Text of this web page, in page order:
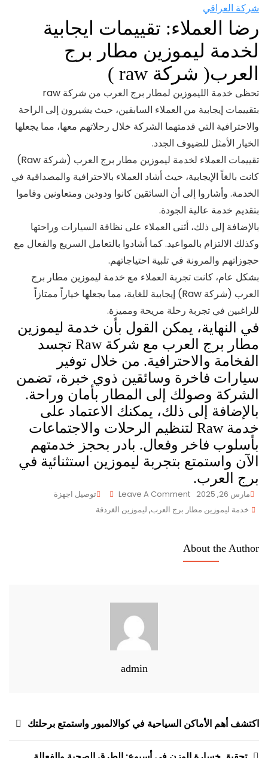
شركة العراقي
رضا العملاء: تقييمات ايجابية
لخدمة ليموزين مطار برج
العرب( شركة raw )
تحظى خدمة الليموزين لمطار برج العرب من شركة raw
بتقييمات إيجابية من العملاء السابقين، حيث يشيرون إلى الراحة
والاحترافية التي قدمتهما الشركة خلال رحلاتهم معها، مما يجعلها
الخيار الأمثل للضيوف الجدد.
تقييمات العملاء لخدمة ليموزين مطار برج العرب (شركة Raw)
كانت بالغاً الإيجابية، حيث أشاد العملاء بالاحترافية والمصداقية في
الخدمة. وأشاروا إلى أن السائقين كانوا ودودين ومتعاونين وقاموا
بتقديم خدمة عالية الجودة.
بالإضافة إلى ذلك، أثنى العملاء على نظافة السيارات وراحتها
وكذلك الالتزام بالمواعيد. كما أشادوا بالتعامل السريع والفعال مع
حجوزاتهم والمرونة في تلبية احتياجاتهم.
بشكل عام، كانت تجربة العملاء مع خدمة ليموزين مطار برج
العرب (شركة Raw) إيجابية للغاية، مما يجعلها خياراً ممتازاً
للراغبين في تجربة رحلة مريحة ومميزة.
في النهاية، يمكن القول بأن خدمة ليموزين
مطار برج العرب مع شركة Raw تجسد
الفخامة والاحترافية. من خلال توفير
سيارات فاخرة وسائقين ذوي خبرة، تضمن
الشركة وصولك إلى المطار بأمان وراحة.
بالإضافة إلى ذلك، يمكنك الاعتماد على
خدمة Raw لتنظيم الرحلات والاجتماعات
بأسلوب فاخر وفعال. بادر بحجز خدمتهم
الآن واستمتع بتجربة ليموزين استثنائية في
برج العرب.
مارس 26, 2025 Leave A Comment
On
خدمة
توصيل اجهزة
Tags
خدمة ليموزين مطار برج العرب, ليموزين الغردقة
About the Author
admin
تصفّح
المقالات
اكتشف أهم الأماكن السياحية في كوالالمبور واستمتع برحلتك